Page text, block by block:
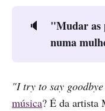
🔈
"Mudar as
numa
"I try to say
música? É da artista